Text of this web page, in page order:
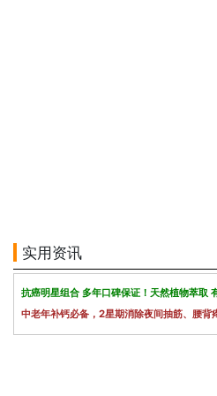
实用资讯
抗癌明星组合 多年口碑保证！天然植物萃取
中老年补钙必备，2星期消除夜间抽筋、腰背